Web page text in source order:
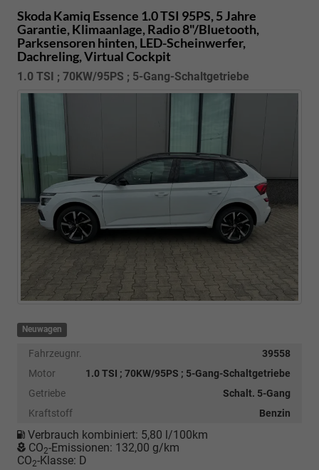
Skoda Kamiq Essence 1.0 TSI 95PS, 5 Jahre
Garantie, Klimaanlage, Radio 8"/Bluetooth,
Parksensoren hinten, LED-Scheinwerfer,
Dachreling, Virtual Cockpit
1.0 TSI ; 70KW/95PS ; 5-Gang-Schaltgetriebe
Neuwagen
Fahrzeugnr.
39558
Motor
1.0 TSI ; 70KW/95PS ; 5-Gang-Schaltgetriebe
Getriebe
Schalt. 5-Gang
Kraftstoff
Benzin
Verbrauch kombiniert: 5,80 l/100km
CO2-Emissionen: 132,00 g/km
CO2-Klasse: D